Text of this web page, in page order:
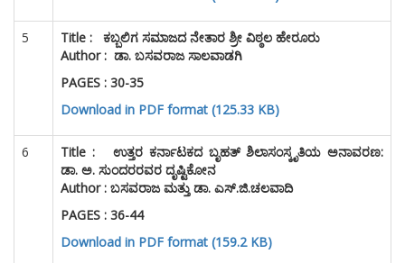
5 Title :ಕಬ್ಬಲಿಗ ಸಮಾಜದ ನೇತಾರ ಶ್ರೀ ವಿಠ್ಠಲ ಹೇರೂರು
Author : ಡಾ. ಬಸವರಾಜ ಸಾಲವಾಡಗಿ
6 Title :ಉತ್ತರ ಕರ್ನಾಟಕದ ಬೃಹತ್ ಶಿಲಾಸಂಸ್ಕೃತಿಯ ಅನಾವರಣ:
ಡಾ. ಅ. ಸುಂದರರವರ ದೃಷ್ಟಿಕೋನ
Author : ಬಸವರಾಜ ಮತ್ತು ಡಾ. ಎಸ್.ಜಿ.ಚಲವಾದಿ